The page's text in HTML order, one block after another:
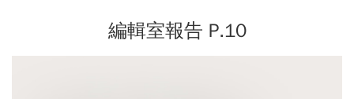
編輯室報告 P.10